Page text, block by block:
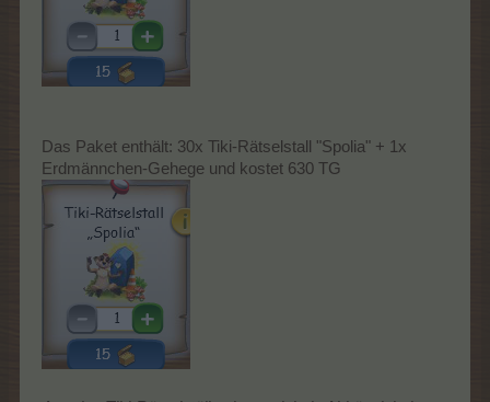
Das Paket enthält: 30x Tiki-Rätselstall "Spolia" + 1x
Erdmännchen-Gehege und kostet 630 TG